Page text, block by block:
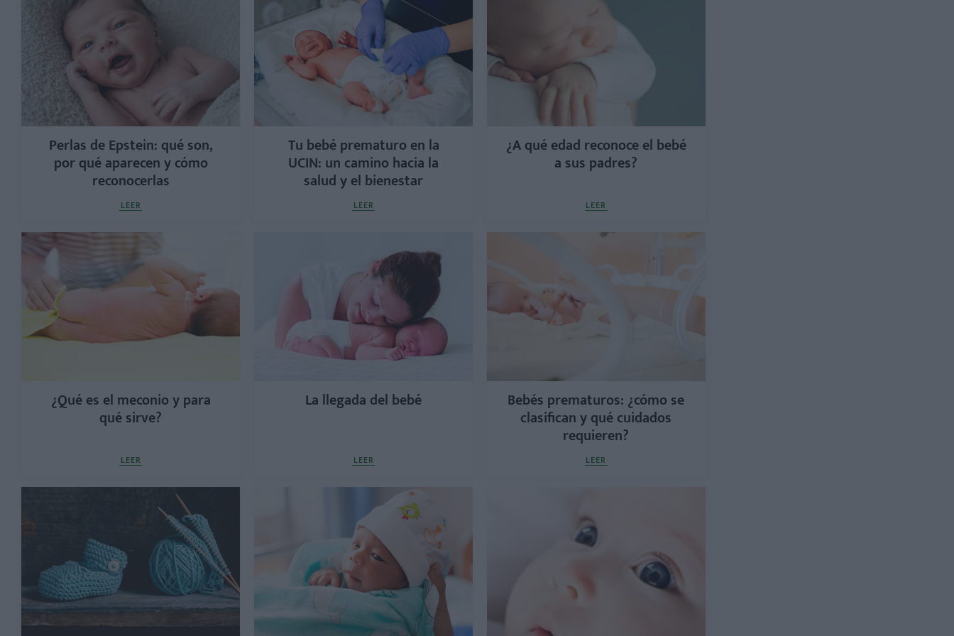
Perlas de Epstein: qué son,
por qué aparecen y cómo
reconocerlas
LEER
Tu bebé prematuro en la
UCIN: un camino hacia la
salud y el bienestar
LEER
¿A qué edad reconoce el bebé
a sus padres?
LEER
¿Qué es el meconio y para
qué sirve?
LEER
La llegada del bebé
LEER
Bebés prematuros: ¿cómo se
clasifican y qué cuidados
requieren?
LEER